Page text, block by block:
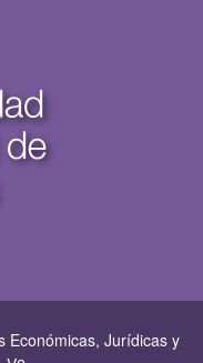
Económicas, Jurí­dicas y